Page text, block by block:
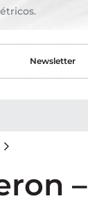
Newsletter
–